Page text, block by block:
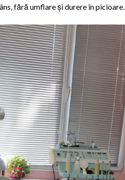
fără umflare și durere în picioare.